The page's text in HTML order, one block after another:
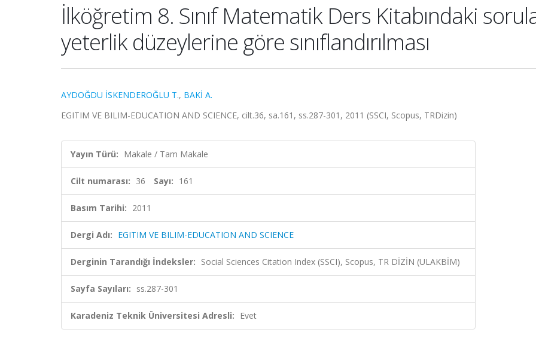
İlköğretim 8. Sınıf Matematik Ders Kitabındaki
yeterlik düzeylerine göre sınıflandırılması
AYDOĞDU İSKENDEROĞLU T., BAKİ A.
EGITIM VE BILIM-EDUCATION AND SCIENCE, cilt.36, sa.161, ss.287-301, 2011 (SSCI, Scopus, TRDizin)
Yayın Türü: Makale / Tam Makale
Cilt numarası: 36 Sayı: 161
Basım Tarihi: 2011
Dergi Adı: EGITIM VE BILIM-EDUCATION AND SCIENCE
Derginin Tarandığı İndeksler: Social Sciences Citation Index (SSCI), Scopus, TR DİZİN (ULAKBİM)
Sayfa Sayıları: ss.287-301
Karadeniz Teknik Üniversitesi Adresli: Evet